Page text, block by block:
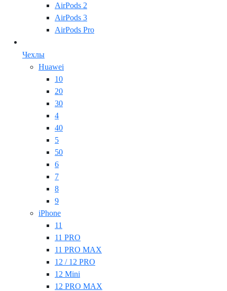
AirPods 2
AirPods 3
AirPods Pro
Чехлы
Huawei
10
20
30
4
40
5
50
6
7
8
9
iPhone
11
11 PRO
11 PRO MAX
12 / 12 PRO
12 Mini
12 PRO MAX